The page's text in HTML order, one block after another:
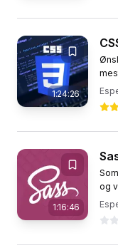
1:24:26
gir
1:16:46
og